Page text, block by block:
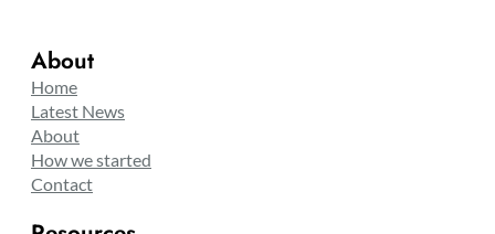
About
Home
Latest News
About
How we started
Contact